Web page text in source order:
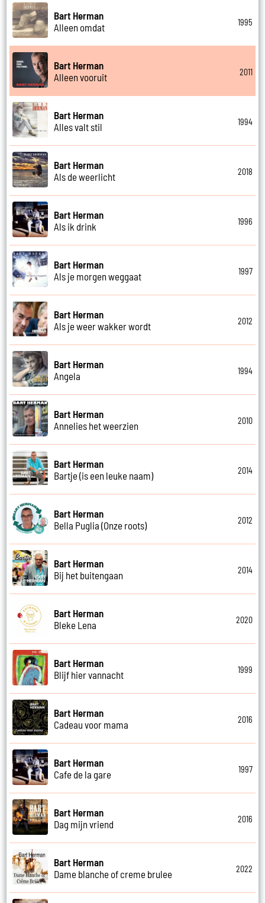
Bart Herman
Alleen omdat
1995
Bart Herman
Alleen vooruit
2011
Bart Herman
Alles valt stil
1994
Bart Herman
Als de weerlicht
2018
Bart Herman
Als ik drink
1996
Bart Herman
Als je morgen weggaat
1997
Bart Herman
Als je weer wakker wordt
2012
Bart Herman
Angela
1994
Bart Herman
Annelies het weerzien
2010
Bart Herman
Bartje (is een leuke naam)
2014
Bart Herman
Bella Puglia (Onze roots)
2012
Bart Herman
Bij het buitengaan
2014
Bart Herman
Bleke Lena
2020
Bart Herman
Blijf hier vannacht
1999
Bart Herman
Cadeau voor mama
2016
Bart Herman
Cafe de la gare
1997
Bart Herman
Dag mijn vriend
2016
Bart Herman
Dame blanche of creme brulee
2022